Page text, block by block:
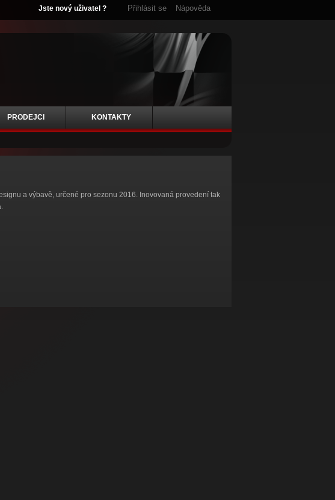
Jste nový uživatel ? Přihlásit se Nápověda
PRODEJCI KONTAKTY
a výbavě, určené pro sezonu 2016. Inovovaná provedení tak